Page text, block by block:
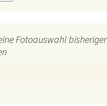
Fotoauswahl bisheriger